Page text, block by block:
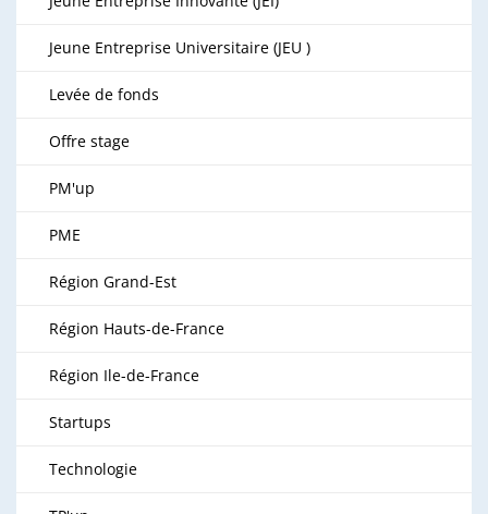
Jeune Entreprise Universitaire (JEU )
Levée de fonds
Offre stage
PM'up
PME
Région Grand-Est
Région Hauts-de-France
Région Ile-de-France
Startups
Technologie